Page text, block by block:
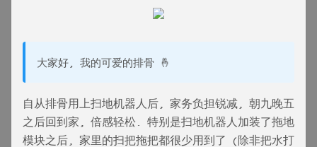
大家好, 我的可爱的排骨 🤞
自从排骨用上扫地机器人后, 家务负担锐减, 朝九晚五
之后回到家, 倍感轻松. 特别是扫地机器人加装了拖地
模块之后, 家里的扫把拖把都很少用到了 (除非把水打